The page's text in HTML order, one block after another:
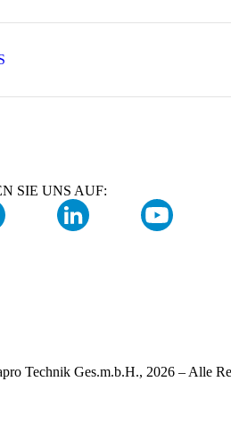
SIE UNS AUF:
Technik Ges.m.b.H., 2026 – Alle